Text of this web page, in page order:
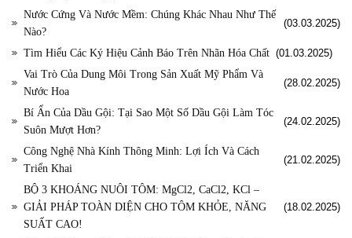
Nước Cứng Và Nước Mềm: Chúng Khác Nhau Như Thế
Nào?
(03.03.2025)
Tìm Hiểu Các Ký Hiệu Cảnh Báo Trên Nhãn Hóa Chất (01.03.2025)
Vai Trò Của Dung Môi Trong Sản Xuất Mỹ Phẩm Và
Nước Hoa
(28.02.2025)
Bí Ẩn Của Dầu Gội: Tại Sao Một Số Dầu Gội Làm Tóc
Suôn Mượt Hơn?
(24.02.2025)
Công Nghệ Nhà Kính Thông Minh: Lợi Ích Và Cách
Triển Khai
(21.02.2025)
BỘ 3 KHOÁNG NUÔI TÔM: MgCl2, CaCl2, KCl –
GIẢI PHÁP TOÀN DIỆN CHO TÔM KHỎE, NĂNG
SUẤT CAO!
(18.02.2025)